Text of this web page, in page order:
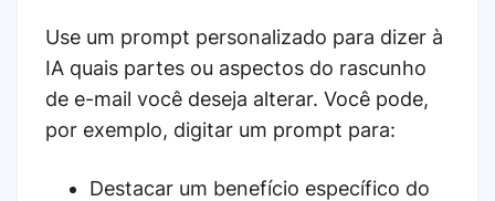
Use um prompt personalizado para dizer à
IA quais partes ou aspectos do rascunho
de e-mail você deseja alterar. Você pode,
por exemplo, digitar um prompt para:
Destacar um benefício específico do